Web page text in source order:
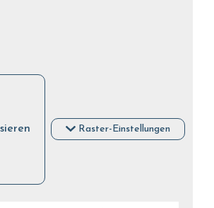
Raster-Einstellungen